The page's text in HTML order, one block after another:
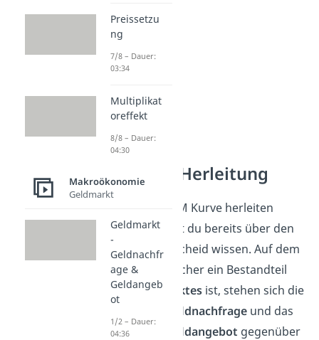
LM Kurve Herleitung
Bevor wir die LM Kurve herleiten
können, solltest du bereits über den
GeldmarktBescheid wissen. Auf dem
Geldmarkt, welcher ein Bestandteil
desFinanzmarktesist, stehen sich die
kurzfristige Geldnachfrageund das
kurzfristige Geldangebot gegenüber
Preissetzu
ng
7/8 – Dauer:
03:34
Multiplikat
oreffekt
8/8 – Dauer:
04:30
Makroökonomie
Geldmarkt
Geldmarkt
-
Geldnachfr
age &
Geldangeb
ot
1/2 – Dauer:
04:36